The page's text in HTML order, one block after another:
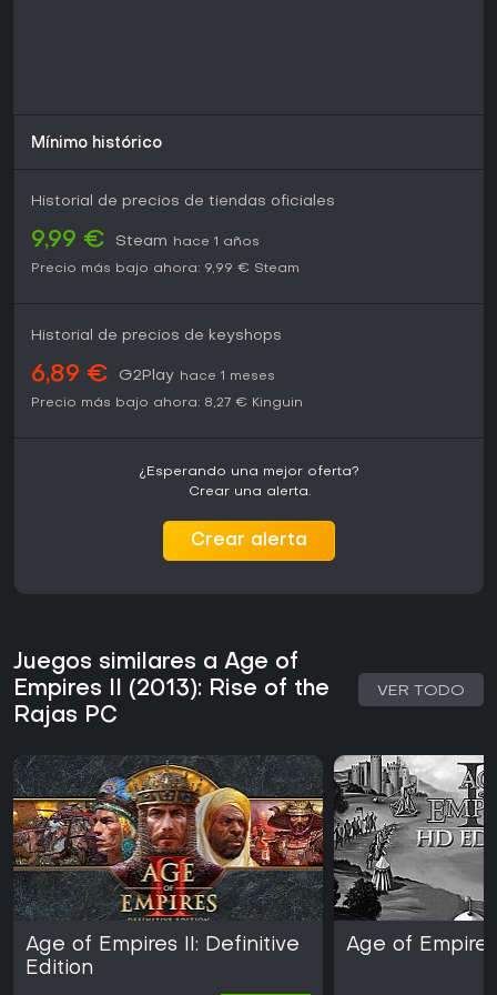
Mínimo histórico
Historial de precios de tiendas oficiales
9,99 € Steam
hace 1 años
Precio más bajo ahora: 9,99 € Steam
Historial de precios de keyshops
6,89 € G2Play hace 1 meses
Precio más bajo ahora: 8,27 € Kinguin
¿Esperando una mejor oferta?
Crear una alerta.
Crear alerta
Juegos similares a Age of
Empires II (2013): Rise of the
Rajas PC
VER TODO
Age of Empires II: Definitive
Edition
Age of